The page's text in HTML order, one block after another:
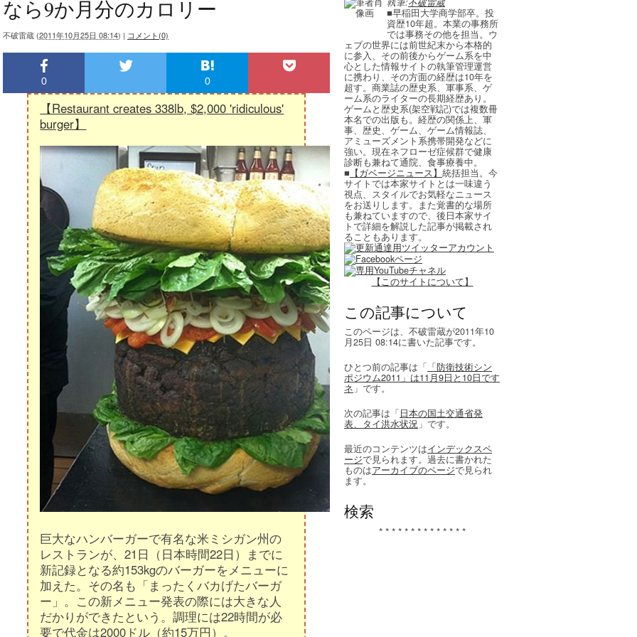
なら9か月分のカロリー
不破雷蔵 (2011年10月25日 08:14) | コメント(0)
0 0
【Restaurant creates 338lb, $2,000 'ridiculous'
burger】
巨大なハンバーガーで有名な米ミシガン州の
レストランが、21日（日本時間22日）までに
新記録となる約153kgのバーガーをメニューに
加えた。その名も「まったくバカげたバーガ
ー」。この新メニュー発表の際には大きな人
だかりができたという。調理には22時間が必
要で代金は2000ドル（約15万円）。
■早稲田大学商学部卒。投
資歴10年超。本業の事務所
では事務その他を担当。ウ
ェブの世界には前世紀末から本格的
に参入、その前後からゲーム系を中
心とした情報サイトの執筆管理運営
に携わり、その方面の経歴は10年を
超す。商業誌の歴史系、軍事系、ゲ
ーム系のライターの長期経歴あり。
ゲームと歴史系(架空戦記)では複数冊
本名での出版も。経歴の関係上、軍
事、歴史、ゲーム、ゲーム情報誌、
アミューズメント系携帯開発などに
強い。現在ネフローゼ症候群で健康
診断も兼ねて通院、食事療養中。
■ 【ガベージニュース】 統括担当。今
サイトでは本家サイトとは一味違う
視点、スタイルでお気軽なニュース
をお送りします。また覚書的な場所
も兼ねていますので、後日本家サイ
トで詳細を解説した記事が掲載され
ることもあります。
【このサイトについて】
この記事について
このページは、不破雷蔵が2011年10
月25日 08:14に書いた記事です。
ひとつ前の記事は「 「防衛技術シン
ポジウム2011」は11月9日と10日です
ネ 」です。
次の記事は「日本の国土交通省発
表、タイ洪水状況 」です。
最近のコンテンツはインデックスペ
ージで見られます。過去に書かれた
ものはアーカイブのページで見られ
ます。
検索
* * * * * * * * * * * * * *